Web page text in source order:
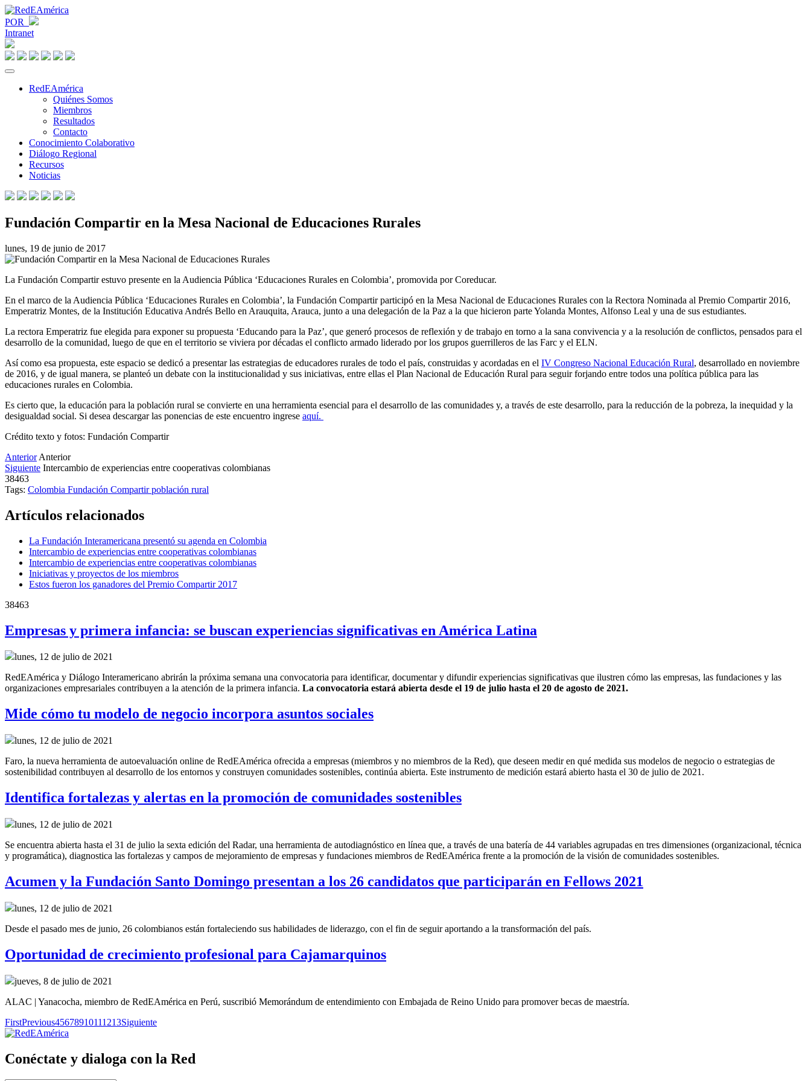
POR
Intranet
RedEAmérica
Quiénes Somos
Miembros
Resultados
Contacto
Conocimiento Colaborativo
Diálogo Regional
Recursos
Noticias
Fundación Compartir en la Mesa Nacional de Educaciones Rurales
lunes, 19 de junio de 2017
La Fundación Compartir estuvo presente en la Audiencia Pública ‘Educaciones Rurales en Colombia’, promovida por Coreducar.
En el marco de la Audiencia Pública ‘Educaciones Rurales en Colombia’, la Fundación Compartir participó en la Mesa Nacional de Educaciones Rurales con la Rectora Nominada al Premio Compartir 2016,
Emperatriz Montes, de la Institución Educativa Andrés Bello en Arauquita, Arauca, junto a una delegación de la Paz a la que hicieron parte Yolanda Montes, Alfonso Leal y una de sus estudiantes.
La rectora Emperatriz fue elegida para exponer su propuesta ‘Educando para la Paz’, que generó procesos de reflexión y de trabajo en torno a la sana convivencia y a la resolución de conflictos, pensados para el
desarrollo de la comunidad, luego de que en el territorio se viviera por décadas el conflicto armado liderado por los grupos guerrilleros de las Farc y el ELN.
Así como esa propuesta, este espacio se dedicó a presentar las estrategias de educadores rurales de todo el país, construidas y acordadas en el IV Congreso Nacional Educación Rural, desarrollado en noviembre
de 2016, y de igual manera, se planteó un debate con la institucionalidad y sus iniciativas, entre ellas el Plan Nacional de Educación Rural para seguir forjando entre todos una política pública para las
educaciones rurales en Colombia.
Es cierto que, la educación para la población rural se convierte en una herramienta esencial para el desarrollo de las comunidades y, a través de este desarrollo, para la reducción de la pobreza, la inequidad y la
desigualdad social. Si desea descargar las ponencias de este encuentro ingrese aquí.
Crédito texto y fotos: Fundación Compartir
Anterior Anterior
Siguiente Intercambio de experiencias entre cooperativas colombianas
38463
Tags: Colombia Fundación Compartirpoblación rural
Artículos relacionados
La Fundación Interamericana presentó su agenda en Colombia
Intercambio de experiencias entre cooperativas colombianas
Intercambio de experiencias entre cooperativas colombianas
Iniciativas y proyectos de los miembros
Estos fueron los ganadores del Premio Compartir 2017
38463
Empresas y primera infancia: se buscan experiencias significativas en América Latina
lunes, 12 de julio de 2021
RedEAmérica y Diálogo Interamericano abrirán la próxima semana una convocatoria para identificar, documentar y difundir experiencias significativas que ilustren cómo las empresas, las fundaciones y las
organizaciones empresariales contribuyen a la atención de la primera infancia. La convocatoria estará abierta desde el 19 de julio hasta el 20 de agosto de 2021.
Mide cómo tu modelo de negocio incorpora asuntos sociales
lunes, 12 de julio de 2021
Faro, la nueva herramienta de autoevaluación online de RedEAmérica ofrecida a empresas (miembros y no miembros de la Red), que deseen medir en qué medida sus modelos de negocio o estrategias de
sostenibilidad contribuyen al desarrollo de los entornos y construyen comunidades sostenibles, continúa abierta. Este instrumento de medición estará abierto hasta el 30 de julio de 2021.
Identifica fortalezas y alertas en la promoción de comunidades sostenibles
lunes, 12 de julio de 2021
Se encuentra abierta hasta el 31 de julio la sexta edición del Radar, una herramienta de autodiagnóstico en línea que, a través de una batería de 44 variables agrupadas en tres dimensiones (organizacional, técnica
y programática), diagnostica las fortalezas y campos de mejoramiento de empresas y fundaciones miembros de RedEAmérica frente a la promoción de la visión de comunidades sostenibles.
Acumen y la Fundación Santo Domingo presentan a los 26 candidatos que participarán en Fellows 2021
lunes, 12 de julio de 2021
Desde el pasado mes de junio, 26 colombianos están fortaleciendo sus habilidades de liderazgo, con el fin de seguir aportando a la transformación del país.
Oportunidad de crecimiento profesional para Cajamarquinos
jueves, 8 de julio de 2021
ALAC | Yanacocha, miembro de RedEAmérica en Perú, suscribió Memorándum de entendimiento con Embajada de Reino Unido para promover becas de maestría.
FirstPrevious45678910111213Siguiente
Conéctate y dialoga con la Red